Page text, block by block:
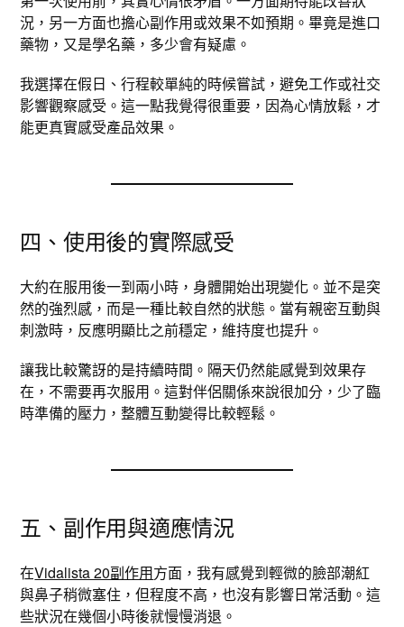
況，另一方面也擔心副作用或效果不如預期。畢竟是進口
藥物，又是學名藥，多少會有疑慮。
我選擇在假日、行程較單純的時候嘗試，避免工作或社交
影響觀察感受。這一點我覺得很重要，因為心情放鬆，才
能更真實感受產品效果。
四、使用後的實際感受
大約在服用後一到兩小時，身體開始出現變化。並不是突
然的強烈感，而是一種比較自然的狀態。當有親密互動與
刺激時，反應明顯比之前穩定，維持度也提升。
讓我比較驚訝的是持續時間。隔天仍然能感覺到效果存
在，不需要再次服用。這對伴侶關係來說很加分，少了臨
時準備的壓力，整體互動變得比較輕鬆。
五、副作用與適應情況
在Vidalista 20副作用方面，我有感覺到輕微的臉部潮紅
與鼻子稍微塞住，但程度不高，也沒有影響日常活動。這
些狀況在幾個小時後就慢慢消退。